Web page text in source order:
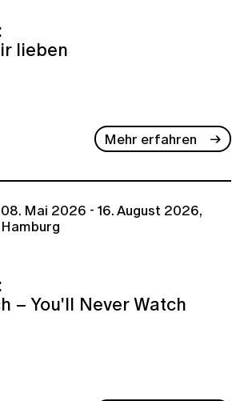
lieben
Mehr erfahren
08. Mai 2026 - 16. August 2026,
Hamburg
– You'll Never Watch